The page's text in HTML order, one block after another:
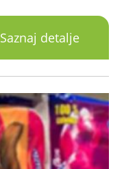
Saznaj detalje